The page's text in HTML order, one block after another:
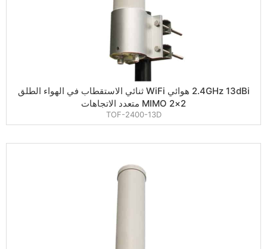
2.4GHz 13dBi هوائي WiFi ثنائي الاستقطاب في الهواء الطلق
2×2 MIMO متعدد الاتجاهات
TOF-2400-13D